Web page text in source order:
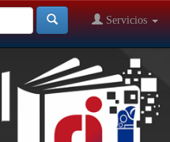
Servicios